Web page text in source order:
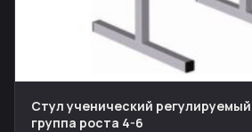
Стул ученический
группа роста 4-6